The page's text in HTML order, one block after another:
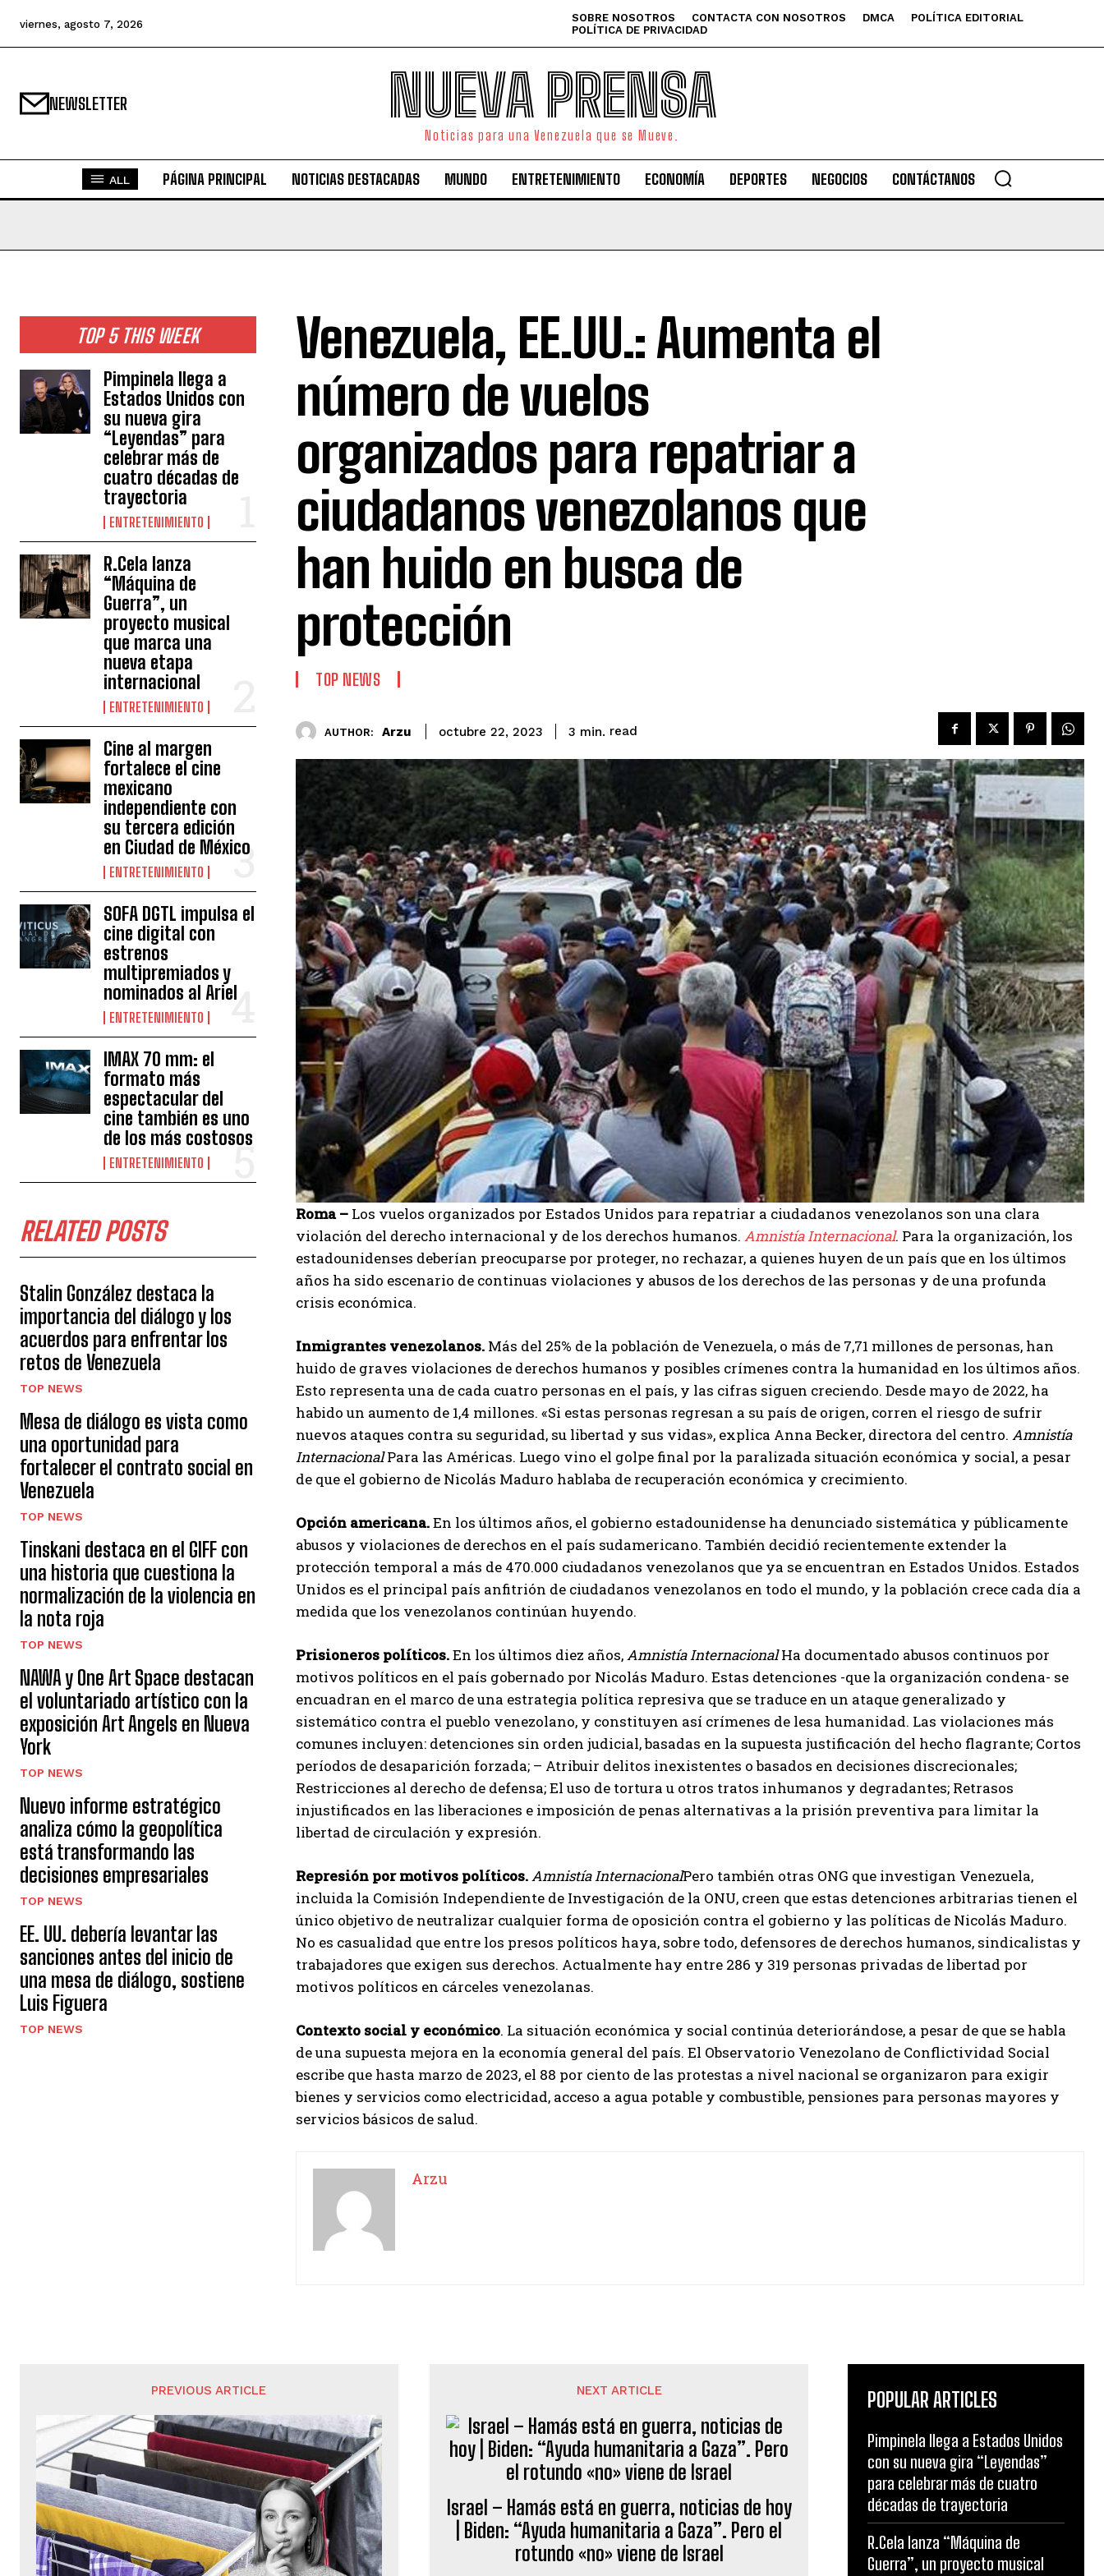
I WANT IN
Arzu
viernes, agosto 7, 2026 SOBRE NOSOTROS CONTACTA CON NOSOTROS DMCA
POLÍTICA EDITORIAL
POLÍTICA DE PRIVACIDAD
NEWSLETTER NUEVA PRENSA
Noticias para una Venezuela que se Mueve.
ALL PÁGINA PRINCIPAL NOTICIAS DESTACADAS MUNDO ENTRETENIMIENTO ECONOMÍA DEPORTES NEGOCIOS CONTÁCTANOS
TOP 5 THIS WEEK
Pimpinela llega a
Estados Unidos con
su nueva gira
“Leyendas” para
celebrar más de
cuatro décadas de
trayectoria
ENTRETENIMIENTO
R.Cela lanza
“Máquina de
Guerra”, un
proyecto musical
que marca una
nueva etapa
internacional
ENTRETENIMIENTO
Cine al margen
fortalece el cine
mexicano
independiente con
su tercera edición
en Ciudad de México
ENTRETENIMIENTO
SOFA DGTL impulsa el
cine digital con
estrenos
multipremiados y
nominados al Ariel
ENTRETENIMIENTO
IMAX 70 mm: el
formato más
espectacular del
cine también es uno
de los más costosos
ENTRETENIMIENTO
RELATED POSTS
Stalin González destaca la
importancia del diálogo y los
acuerdos para enfrentar los
retos de Venezuela
TOP NEWS
Mesa de diálogo es vista como
una oportunidad para
fortalecer el contrato social en
Venezuela
TOP NEWS
Tinskani destaca en el GIFF con
una historia que cuestiona la
normalización de la violencia en
la nota roja
TOP NEWS
NAWA y One Art Space destacan
el voluntariado artístico con la
exposición Art Angels en Nueva
York
TOP NEWS
Nuevo informe estratégico
analiza cómo la geopolítica
está transformando las
decisiones empresariales
TOP NEWS
EE. UU. debería levantar las
sanciones antes del inicio de
una mesa de diálogo, sostiene
Luis Figuera
TOP NEWS
Venezuela, EE.UU.: Aumenta el
número de vuelos
organizados para repatriar a
ciudadanos venezolanos que
han huido en busca de
protección
TOP NEWS
AUTHOR: Arzu octubre 22, 2023 3 min. read
Roma – Los vuelos organizados por Estados Unidos para repatriar a ciudadanos venezolanos son una clara
violación del derecho internacional y de los derechos humanos. Amnistía Internacional. Para la organización, los
estadounidenses deberían preocuparse por proteger, no rechazar, a quienes huyen de un país que en los últimos
años ha sido escenario de continuas violaciones y abusos de los derechos de las personas y de una profunda
crisis económica.
Inmigrantes venezolanos. Más del 25% de la población de Venezuela, o más de 7,71 millones de personas, han
huido de graves violaciones de derechos humanos y posibles crímenes contra la humanidad en los últimos años.
Esto representa una de cada cuatro personas en el país, y las cifras siguen creciendo. Desde mayo de 2022, ha
habido un aumento de 1,4 millones. «Si estas personas regresan a su país de origen, corren el riesgo de sufrir
nuevos ataques contra su seguridad, su libertad y sus vidas», explica Anna Becker, directora del centro. Amnistía
InternacionalPara las Américas. Luego vino el golpe final por la paralizada situación económica y social, a pesar
de que el gobierno de Nicolás Maduro hablaba de recuperación económica y crecimiento.
Opción americana.En los últimos años, el gobierno estadounidense ha denunciado sistemática y públicamente
abusos y violaciones de derechos en el país sudamericano. También decidió recientemente extender la
protección temporal a más de 470.000 ciudadanos venezolanos que ya se encuentran en Estados Unidos. Estados
Unidos es el principal país anfitrión de ciudadanos venezolanos en todo el mundo, y la población crece cada día a
medida que los venezolanos continúan huyendo.
Prisioneros políticos.En los últimos diez años,Amnistía InternacionalHa documentado abusos continuos por
motivos políticos en el país gobernado por Nicolás Maduro. Estas detenciones -que la organización condena- se
encuadran en el marco de una estrategia política represiva que se traduce en un ataque generalizado y
sistemático contra el pueblo venezolano, y constituyen así crímenes de lesa humanidad. Las violaciones más
comunes incluyen: detenciones sin orden judicial, basadas en la supuesta justificación del hecho flagrante; Cortos
períodos de desaparición forzada; – Atribuir delitos inexistentes o basados ​​en decisiones discrecionales;
Restricciones al derecho de defensa; El uso de tortura u otros tratos inhumanos y degradantes; Retrasos
injustificados en las liberaciones e imposición de penas alternativas a la prisión preventiva para limitar la
libertad de circulación y expresión.
Represión por motivos políticos.Amnistía InternacionalPero también otras ONG que investigan Venezuela,
incluida la Comisión Independiente de Investigación de la ONU, creen que estas detenciones arbitrarias tienen el
único objetivo de neutralizar cualquier forma de oposición contra el gobierno y las políticas de Nicolás Maduro.
No es casualidad que entre los presos políticos haya, sobre todo, defensores de derechos humanos, sindicalistas y
trabajadores que exigen sus derechos. Actualmente hay entre 286 y 319 personas privadas de libertad por
motivos políticos en cárceles venezolanas.
Contexto social y económico. La situación económica y social continúa deteriorándose, a pesar de que se habla
de una supuesta mejora en la economía general del país. El Observatorio Venezolano de Conflictividad Social
escribe que hasta marzo de 2023, el 88 por ciento de las protestas a nivel nacional se organizaron para exigir
bienes y servicios como electricidad, acceso a agua potable y combustible, pensiones para personas mayores y
servicios básicos de salud.
Arzu
PREVIOUS ARTICLE NEXT ARTICLE
Israel – Hamás está en guerra, noticias de hoy
| Biden: “Ayuda humanitaria a Gaza”. Pero el
rotundo «no» viene de Israel
POPULAR ARTICLES
Pimpinela llega a Estados Unidos
con su nueva gira “Leyendas”
para celebrar más de cuatro
décadas de trayectoria
R.Cela lanza “Máquina de
Guerra”, un proyecto musical